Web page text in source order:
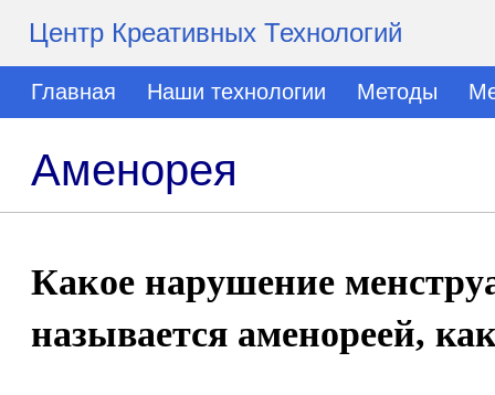
Центр Креативных Технологий
Главная Наши технологии Методы
Аменорея
Какое нарушение
называется аменореей,